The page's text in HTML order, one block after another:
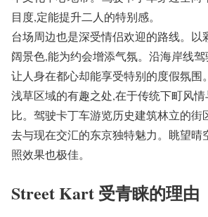
目度,定能提升二人的特别感。
台场周边也是深受情侣欢迎的路线。以
阔景色,能为约会增添气氛。沿海岸线
让人身在都心却能享受特别的度假氛围。
浅草区域的有趣之处,在于传统下町风
比。驾驶卡丁车游览历史建筑林立的街
去与现在交汇的东京独特魅力。眺望晴
照效果也极佳。
Street Kart 受青睐的理由